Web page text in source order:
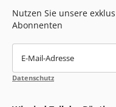
Nutzen Sie unsere
Abonnenten
E-Mail-Adresse
Datenschutz